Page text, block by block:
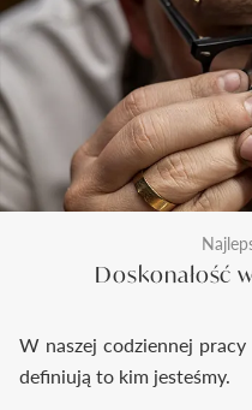
Doskonałość
W naszej codziennej
definiują to kim jesteśmy.